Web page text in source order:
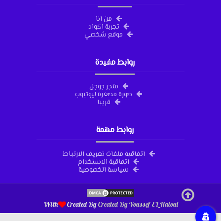
من انا
تجربة اكواد
موقع شخصي
روابط مفيدة
متجر جوجل
صورة مصغرة ليوتيوب
قريبا
روابط مهمة
اتفاقية ملفات تعريف الارتباط
اتفاقية الاستخدام
سياسة الخصوصية
With Created ByCreated ByYoussef EL Haloui